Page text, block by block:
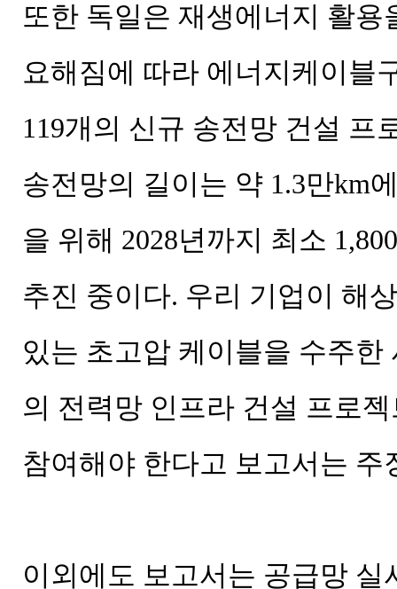
또한 독일은 재생에너지 활
요해짐에 따라 에너지케이블
119개의 신규 송전망 건설 프
송전망의 길이는 약 1.3만km
을 위해 2028년까지 최소
추진 중이다. 우리 기업이 해
있는 초고압 케이블을 수주
의 전력망 인프라 건설 프로
참여해야 한다고 보고서는 주
이외에도 보고서는 공급망